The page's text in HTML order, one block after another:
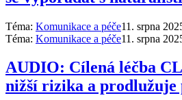
Téma: Komunikace a péče11. srpna
Téma: Komunikace a péče11. srpna
AUDIO: Cílená léčba
nižší rizika a prodlužuje